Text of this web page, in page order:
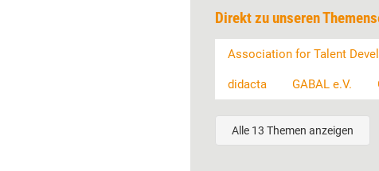
Direkt zu unseren
Association for Talent
didacta GABAL e.V.
Alle 13 Themen anzeigen